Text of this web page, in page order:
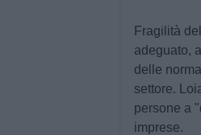
Fragilità
adeguato,
delle
settore.
persone a
imprese.